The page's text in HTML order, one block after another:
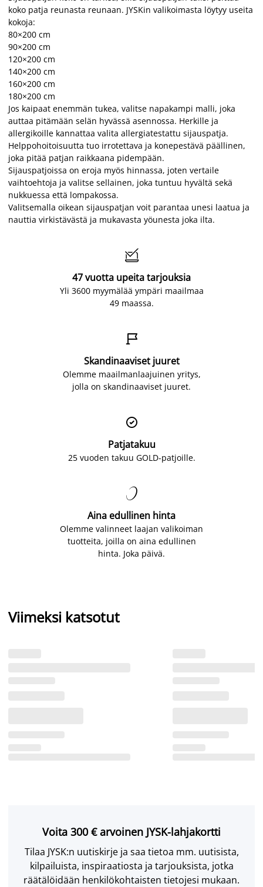
koko patja reunasta reunaan. JYSKin valikoimasta löytyy useita
kokoja:
80×200 cm
90×200 cm
120×200 cm
140×200 cm
160×200 cm
180×200 cm
Jos kaipaat enemmän tukea, valitse napakampi malli, joka
auttaa pitämään selän hyvässä asennossa. Herkille ja
allergikoille kannattaa valita allergiatestattu sijauspatja.
Helppohoitoisuutta tuo irrotettava ja konepestävä päällinen,
joka pitää patjan raikkaana pidempään.
Sijauspatjoissa on eroja myös hinnassa, joten vertaile
vaihtoehtoja ja valitse sellainen, joka tuntuu hyvältä sekä
nukkuessa että lompakossa.
Valitsemalla oikean sijauspatjan voit parantaa unesi laatua ja
nauttia virkistävästä ja mukavasta yöunesta joka ilta.

47 vuotta upeita tarjouksia
Yli 3600 myymälää ympäri maailmaa
49 maassa.

Skandinaaviset juuret
Olemme maailmanlaajuinen yritys,
jolla on skandinaaviset juuret.

Patjatakuu
25 vuoden takuu GOLD-patjoille.

Aina edullinen hinta
Olemme valinneet laajan valikoiman
tuotteita, joilla on aina edullinen
hinta. Joka päivä.
Viimeksi katsotut
Voita 300 € arvoinen JYSK-lahjakortti
Tilaa JYSK:n uutiskirje ja saa tietoa mm. uutisista,
kilpailuista, inspiraatiosta ja tarjouksista, jotka
räätälöidään henkilökohtaisten tietojesi mukaan.